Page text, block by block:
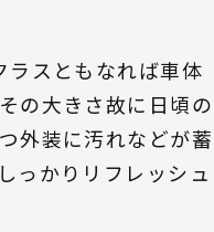
ラスともなれば車体
の大きさ故に日頃の
外装に汚れなどが蓄
っかりリフレッシュ